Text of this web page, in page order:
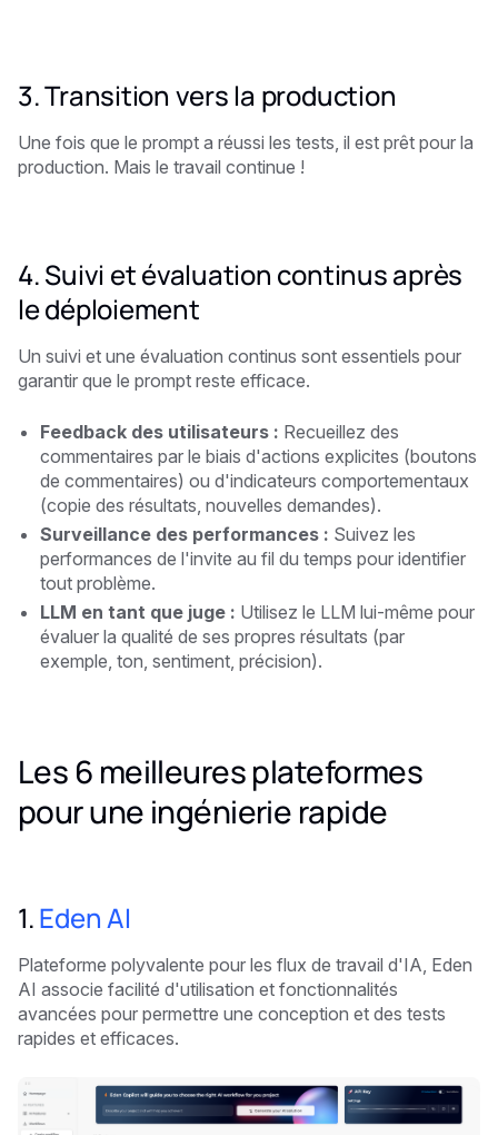
3. Transition vers la production
Une fois que le prompt a réussi les tests, il est prêt pour la
production. Mais le travail continue !
4. Suivi et évaluation continus après
le déploiement
Un suivi et une évaluation continus sont essentiels pour
garantir que le prompt reste efficace.
Feedback des utilisateurs : Recueillez des
commentaires par le biais d'actions explicites (boutons
de commentaires) ou d'indicateurs comportementaux
(copie des résultats, nouvelles demandes).
Surveillance des performances : Suivez les
performances de l'invite au fil du temps pour identifier
tout problème.
LLM en tant que juge : Utilisez le LLM lui-même pour
évaluer la qualité de ses propres résultats (par
exemple, ton, sentiment, précision).
Les 6 meilleures plateformes
pour une ingénierie rapide
1.Eden AI
Plateforme polyvalente pour les flux de travail d'IA, Eden
AI associe facilité d'utilisation et fonctionnalités
avancées pour permettre une conception et des tests
rapides et efficaces.